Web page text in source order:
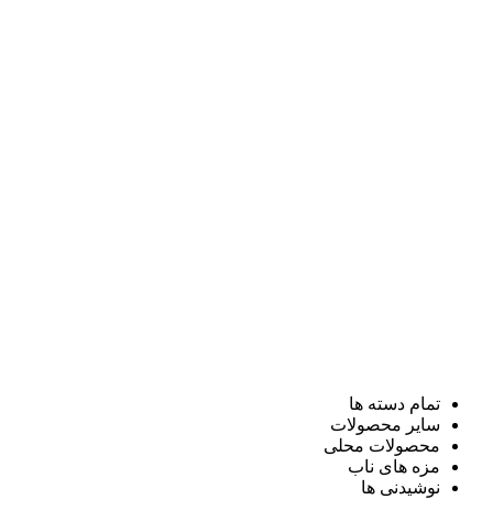
تمام دسته ها
سایر محصولات
محصولات محلی
مزه های ناب
نوشیدنی ها